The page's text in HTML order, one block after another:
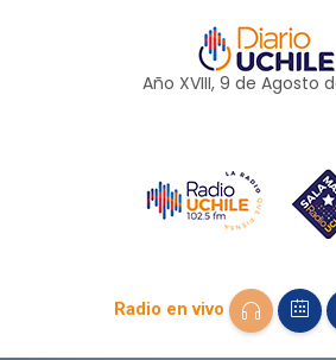
Año XVIII, 9 de Agosto
Radio en vivo